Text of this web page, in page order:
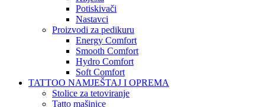
Potiskivači
Nastavci
Proizvodi za pedikuru
Energy Comfort
Smooth Comfort
Hydro Comfort
Soft Comfort
TATTOO NAMJEŠTAJ I OPREMA
Stolice za tetoviranje
Tatto mašinice